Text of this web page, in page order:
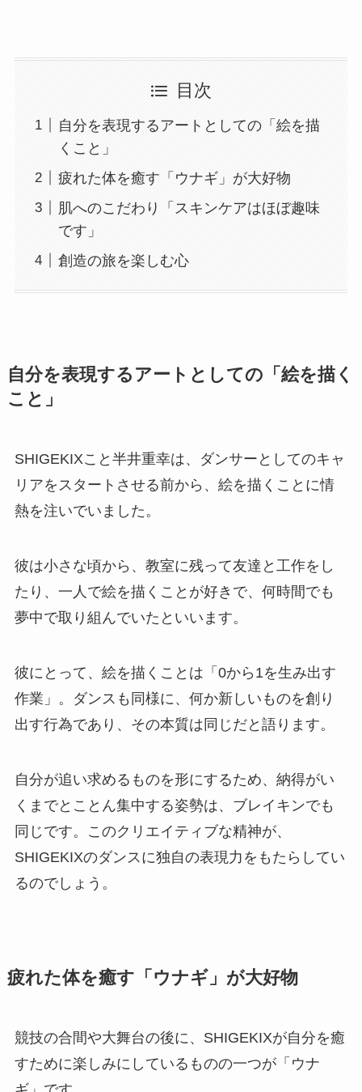
目次
自分を表現するアートとしての「絵を描
くこと」
疲れた体を癒す「ウナギ」が大好物
肌へのこだわり「スキンケアはほぼ趣味
です」
創造の旅を楽しむ心
自分を表現するアートとしての「絵を描く
こと」
SHIGEKIXこと半井重幸は、ダンサーとしてのキャ
リアをスタートさせる前から、絵を描くことに情
熱を注いでいました。
彼は小さな頃から、教室に残って友達と工作をし
たり、一人で絵を描くことが好きで、何時間でも
夢中で取り組んでいたといいます。
彼にとって、絵を描くことは「0から1を生み出す
作業」。ダンスも同様に、何か新しいものを創り
出す行為であり、その本質は同じだと語ります。
自分が追い求めるものを形にするため、納得がい
くまでとことん集中する姿勢は、ブレイキンでも
同じです。このクリエイティブな精神が、
SHIGEKIXのダンスに独自の表現力をもたらしてい
るのでしょう。
疲れた体を癒す「ウナギ」が大好物
競技の合間や大舞台の後に、SHIGEKIXが自分を癒
すために楽しみにしているものの一つが「ウナ